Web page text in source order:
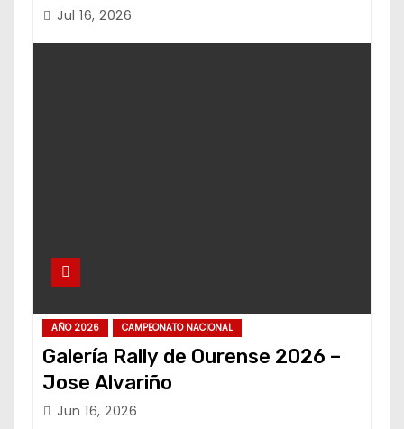
Jul 16, 2026
AÑO 2026 CAMPEONATO NACIONAL
Galería Rally de Ourense 2026 –
Jose Alvariño
Jun 16, 2026